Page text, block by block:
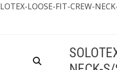
LOOSE-FIT-CREW-